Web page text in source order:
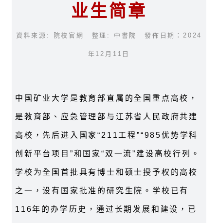
业生简章
資料來源: 院校官網 整理: 中書院 發佈日期：2024
年12月11日
中国矿业大学是教育部直属的全国重点高校，
是教育部、应急管理部与江苏省人民政府共建
高校，先后进入国家“211工程”“985优势学科
创新平台项目”和国家“双一流”建设高校行列。
学校为全国首批具有博士和硕士授予权的高校
之一，设有国家批准的研究生院。学校已有
116年的办学历史，通过长期发展和建设，已